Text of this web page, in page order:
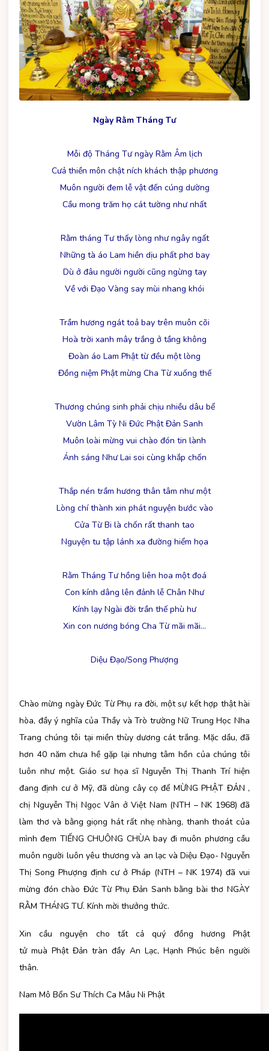
Ngày Rằm Tháng Tư
Mỗi độ Tháng Tư ngày Rằm Âm lịch
Cưả thiền môn chật ních khách thập phương
Muôn người đem lễ vật đến cúng dường
Cầu mong trăm họ cát tường như nhất
Rằm tháng Tư thấy lòng như ngây ngất
Những tà áo Lam hiền dịu phất phơ bay
Dù ở đâu người người cũng ngừng tay
Về với Đạo Vàng say mùi nhang khói
Trầm hương ngát toả bay trên muôn cõi
Hoà trời xanh mây trắng ở tầng không
Đoàn áo Lam Phật từ đều một lòng
Đồng niệm Phật mừng Cha Từ xuống thế
Thương chúng sinh phải chịu nhiều dâu bể
Vườn Lâm Tỳ Ni Đức Phật Đản Sanh
Muôn loài mừng vui chào đón tin lành
Ánh sáng Như Lai soi cùng khắp chốn
Thắp nén trầm hương thân tâm như một
Lòng chí thành xin phát nguyện bước vào
Cửa Từ Bi là chốn rất thanh tao
Nguyện tu tập lánh xa đường hiểm họa
Rằm Tháng Tư hồng liên hoa một đoá
Con kính dâng lên đảnh lễ Chân Như
Kính lạy Ngài đời trần thế phù hư
Xin con nương bóng Cha Từ mãi mãi…
Diệu Đạo/Song Phượng
Chào mừng ngày Đức Từ Phụ ra đời, một sự kết hợp thật hài
hòa, đầy ý nghĩa của Thầy và Trò trường Nữ Trung Học Nha
Trang chúng tôi tại miền thùy dương cát trắng. Mặc dầu, đã
hơn 40 năm chưa hề gặp lại nhưng tâm hồn của chúng tôi
luôn như một. Giáo sư họa sĩ Nguyễn Thị Thanh Trí hiện
đang định cư ở Mỹ, đã dùng cây cọ để MỪNG PHẬT ĐẢN ,
chị Nguyễn Thị Ngọc Vân ở Việt Nam (NTH – NK 1968) đã
làm thơ và bằng giọng hát rất nhẹ nhàng, thanh thoát của
mình đem TIẾNG CHUÔNG CHÙA bay đi muôn phương cầu
muôn người luôn yêu thương và an lạc và Diệu Đạo- Nguyễn
Thị Song Phượng định cư ở Pháp (NTH – NK 1974) đã vui
mừng đón chào Đức Từ Phụ Đản Sanh bằng bài thơ NGÀY
RẰM THÁNG TƯ. Kính mời thưởng thức.
Xin cầu nguyện cho tất cả quý đồng hương Phật
tử muà Phật Đản tràn đầy An Lạc, Hạnh Phúc bên người
thân.
Nam Mô Bổn Sư Thích Ca Mâu Ni Phật